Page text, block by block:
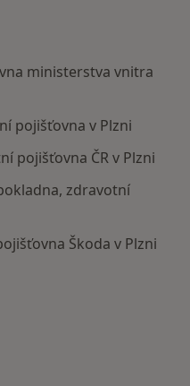
ministerstva vnitra
pojišťovna v Plzni
pojišťovna ČR v Plzni
zdravotní
Škoda v Plzni